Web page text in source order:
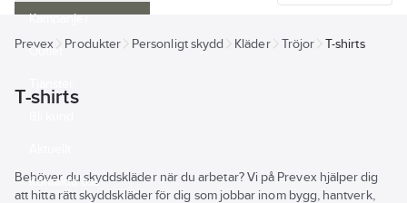
Kampanjer
Outlet
Kontakta oss
Prevex Produkter Personligt skydd Kläder Tröjor T-shirts
T-shirts
Behöver du skyddskläder när du arbetar? Vi på Prevex hjälper dig
att hitta rätt skyddskläder för dig som jobbar inom bygg, hantverk,